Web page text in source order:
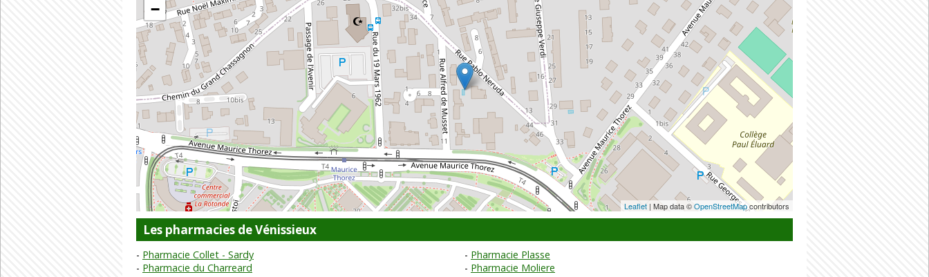
−
Leaflet | Map data ©OpenStreetMapcontributors
Les pharmacies de Vénissieux
Pharmacie Collet - Sardy
Pharmacie Plasse
Pharmacie du Charreard
Pharmacie Moliere